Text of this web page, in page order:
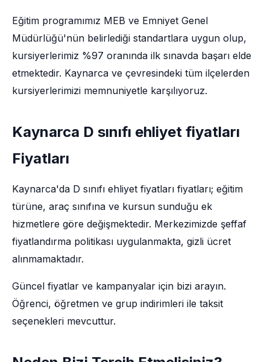
Eğitim programımız MEB ve Emniyet Genel
Müdürlüğü'nün belirlediği standartlara uygun olup,
kursiyerlerimiz %97 oranında ilk sınavda başarı elde
etmektedir. Kaynarca ve çevresindeki tüm ilçelerden
kursiyerlerimizi memnuniyetle karşılıyoruz.
Kaynarca D sınıfı ehliyet fiyatları
Fiyatları
Kaynarca'da D sınıfı ehliyet fiyatları fiyatları; eğitim
türüne, araç sınıfına ve kursun sunduğu ek
hizmetlere göre değişmektedir. Merkezimizde şeffaf
fiyatlandırma politikası uygulanmakta, gizli ücret
alınmamaktadır.
Güncel fiyatlar ve kampanyalar için bizi arayın.
Öğrenci, öğretmen ve grup indirimleri ile taksit
seçenekleri mevcuttur.